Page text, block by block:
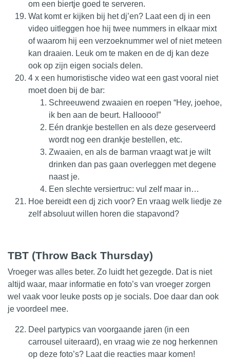
om een biertje goed te serveren.
Wat komt er kijken bij het dj’en? Laat een dj in een
video uitleggen hoe hij twee nummers in elkaar mixt
of waarom hij een verzoeknummer wel of niet meteen
kan draaien. Leuk om te maken en de dj kan deze
ook op zijn eigen socials delen.
4 x een humoristische video wat een gast vooral niet
moet doen bij de bar:
Schreeuwend zwaaien en roepen “Hey, joehoe,
ik ben aan de beurt. Halloooo!”
Eén drankje bestellen en als deze geserveerd
wordt nog een drankje bestellen, etc.
Zwaaien, en als de barman vraagt wat je wilt
drinken dan pas gaan overleggen met degene
naast je.
Een slechte versiertruc: vul zelf maar in…
Hoe bereidt een dj zich voor? En vraag welk liedje ze
zelf absoluut willen horen die stapavond?
TBT (Throw Back Thursday)
Vroeger was alles beter. Zo luidt het gezegde. Dat is niet
altijd waar, maar informatie en foto’s van vroeger zorgen
wel vaak voor leuke posts op je socials. Doe daar dan ook
je voordeel mee.
Deel partypics van voorgaande jaren (in een
carrousel uiteraard), en vraag wie ze nog herkennen
op deze foto’s? Laat die reacties maar komen!